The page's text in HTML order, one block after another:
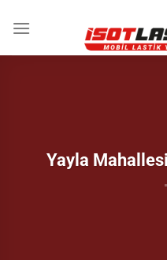
atla
Yayla